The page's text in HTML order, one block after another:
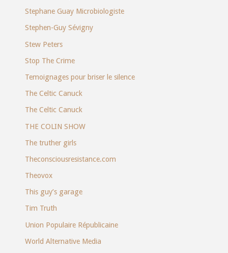
Stephane Guay Microbiologiste
Stephen-Guy Sévigny
Stew Peters
Stop The Crime
Temoignages pour briser le silence
The Celtic Canuck
The Celtic Canuck
THE COLIN SHOW
The truther girls
Theconsciousresistance.com
Theovox
This guy’s garage
Tim Truth
Union Populaire Républicaine
World Alternative Media